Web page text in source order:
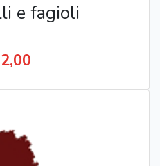
e fagioli